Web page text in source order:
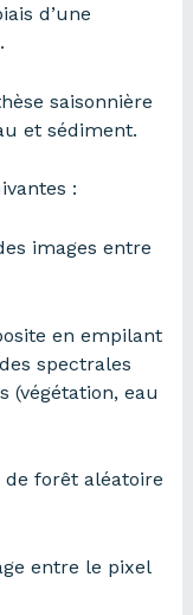
d’une
saisonnière
et sédiment.
:
images entre
en empilant
spectrales
(végétation, eau
forêt aléatoire
entre le pixel